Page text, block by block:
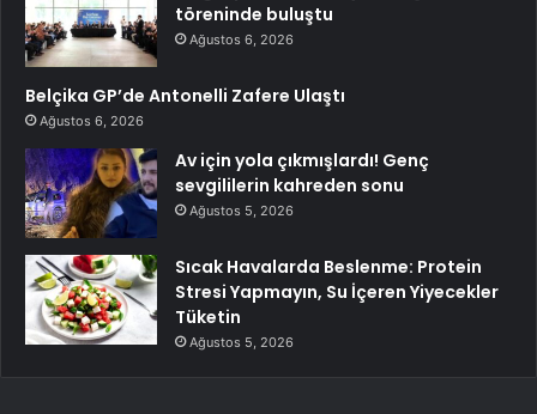
töreninde buluştu
Ağustos 6, 2026
Belçika GP’de Antonelli Zafere Ulaştı
Ağustos 6, 2026
Av için yola çıkmışlardı! Genç
sevgililerin kahreden sonu
Ağustos 5, 2026
Sıcak Havalarda Beslenme: Protein
Stresi Yapmayın, Su İçeren Yiyecekler
Tüketin
Ağustos 5, 2026